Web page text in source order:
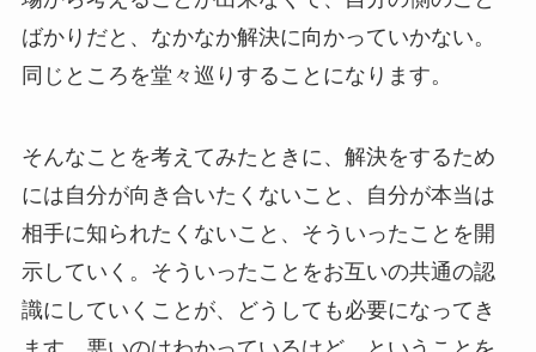
ばかりだと、なかなか解決に向かっていかない。
同じところを堂々巡りすることになります。
そんなことを考えてみたときに、解決をするため
には自分が向き合いたくないこと、自分が本当は
相手に知られたくないこと、そういったことを開
示していく。そういったことをお互いの共通の認
識にしていくことが、どうしても必要になってき